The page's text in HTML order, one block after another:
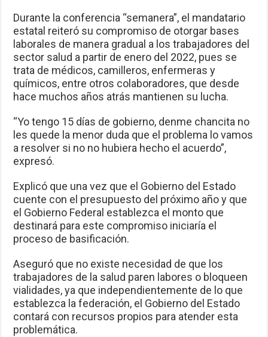
Durante la conferencia “semanera”, el mandatario
estatal reiteró su compromiso de otorgar bases
laborales de manera gradual a los trabajadores del
sector salud a partir de enero del 2022, pues se
trata de médicos, camilleros, enfermeras y
químicos, entre otros colaboradores, que desde
hace muchos años atrás mantienen su lucha.
“Yo tengo 15 días de gobierno, denme chancita no
les quede la menor duda que el problema lo vamos
a resolver si no no hubiera hecho el acuerdo”,
expresó.
Explicó que una vez que el Gobierno del Estado
cuente con el presupuesto del próximo año y que
el Gobierno Federal establezca el monto que
destinará para este compromiso iniciaría el
proceso de basificación.
Aseguró que no existe necesidad de que los
trabajadores de la salud paren labores o bloqueen
vialidades, ya que independientemente de lo que
establezca la federación, el Gobierno del Estado
contará con recursos propios para atender esta
problemática.